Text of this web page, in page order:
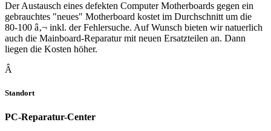
Der Austausch eines defekten Computer Motherboards gegen ein
gebrauchtes "neues" Motherboard kostet im Durchschnitt um die
80-100 â‚¬ inkl. der Fehlersuche. Auf Wunsch bieten wir natuerlich
auch die Mainboard-Reparatur mit neuen Ersatzteilen an. Dann
liegen die Kosten höher.
Â
Standort
PC-Reparatur-Center